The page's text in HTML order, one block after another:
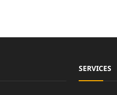
SERVICES